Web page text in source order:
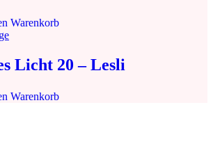
Warenkorb
Licht 20 – Lesli
Warenkorb